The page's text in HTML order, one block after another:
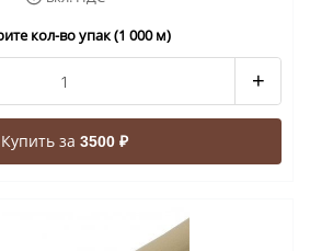
кол-во упак (1 000 м)
+
Купить за 3500 ₽